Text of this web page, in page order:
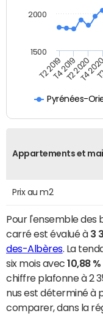
Pyrénées-
T2 2019T4 2019T2 2020
T4
1500
2000
Appartements et
Prix au m2
Pour l'ensemble des
carré est évalué à 3
des-Albères. La
six mois avec10,88 %
chiffre plafonne à 2
nus est déterminé à
comparer, dans la